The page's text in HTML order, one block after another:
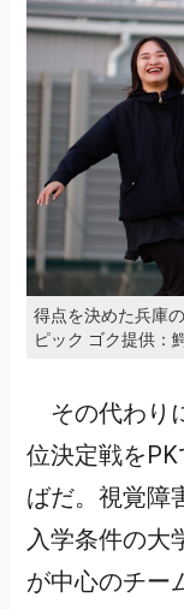
得点を決めた兵庫
ピック ゴク提供：
その代わり
位決定戦をPK
ばだ。視覚障
入学条件の大
が中心のチー